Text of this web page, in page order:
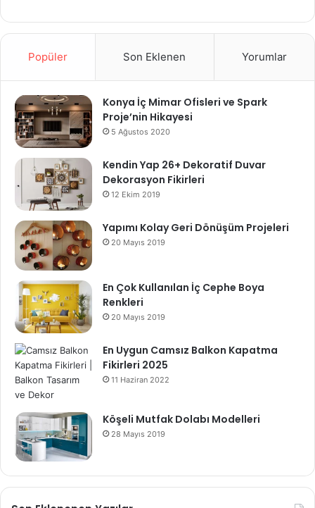
Popüler Son Eklenen Yorumlar
Konya İç Mimar Ofisleri ve Spark
Proje’nin Hikayesi
5 Ağustos 2020
Kendin Yap 26+ Dekoratif Duvar
Dekorasyon Fikirleri
12 Ekim 2019
Yapımı Kolay Geri Dönüşüm Projeleri
20 Mayıs 2019
En Çok Kullanılan İç Cephe Boya
Renkleri
20 Mayıs 2019
En Uygun Camsız Balkon Kapatma
Fikirleri 2025
11 Haziran 2022
Köşeli Mutfak Dolabı Modelleri
28 Mayıs 2019